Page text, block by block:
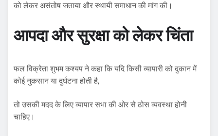
को लेकर असंतोष जताया और स्थायी समाधान की मांग की।
आपदा और सुरक्षा को लेकर चिंता
फल विक्रेता शुभम कश्यप ने कहा कि यदि किसी व्यापारी को दुकान में
कोई नुकसान या दुर्घटना होती है,
तो उसकी मदद के लिए व्यापार सभा की ओर से ठोस व्यवस्था होनी
चाहिए।